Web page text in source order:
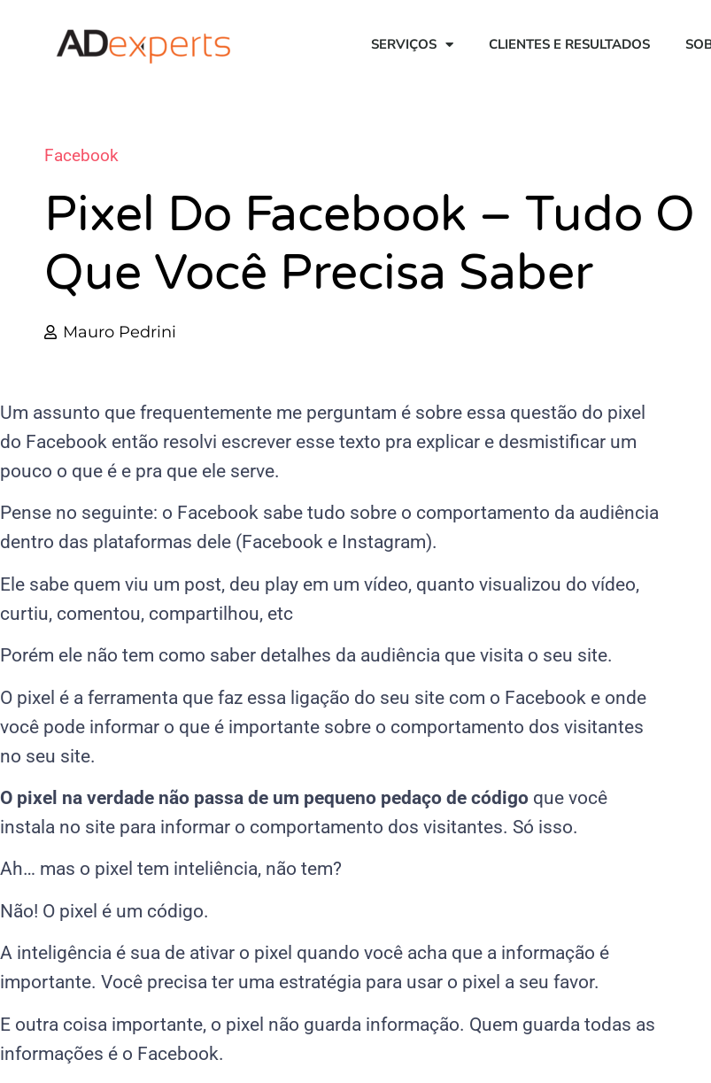
SERVIÇOS CLIENTES E RESULTADOS
Facebook
Pixel Do Facebook – Tudo O
Que Você Precisa Saber
Mauro Pedrini
Um assunto que frequentemente me perguntam é sobre essa questão do pixel
do Facebook então resolvi escrever esse texto pra explicar e desmistificar um
pouco o que é e pra que ele serve.
Pense no seguinte: o Facebook sabe tudo sobre o comportamento da audiência
dentro das plataformas dele (Facebook e Instagram).
Ele sabe quem viu um post, deu play em um vídeo, quanto visualizou do vídeo,
curtiu, comentou, compartilhou, etc
Porém ele não tem como saber detalhes da audiência que visita o seu site.
O pixel é a ferramenta que faz essa ligação do seu site com o Facebook e onde
você pode informar o que é importante sobre o comportamento dos visitantes
no seu site.
O pixel na verdade não passa de um pequeno pedaço de código que você
instala no site para informar o comportamento dos visitantes. Só isso.
Ah… mas o pixel tem inteliência, não tem?
Não! O pixel é um código.
A inteligência é sua de ativar o pixel quando você acha que a informação é
importante. Você precisa ter uma estratégia para usar o pixel a seu favor.
E outra coisa importante, o pixel não guarda informação. Quem guarda todas as
informações é o Facebook.